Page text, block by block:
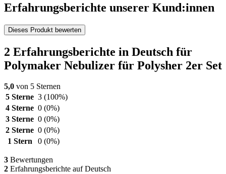
Erfahrungsberichte unserer Kund:innen
Dieses Produkt bewerten
2 Erfahrungsberichte in Deutsch für
Polymaker Nebulizer für Polysher 2er Set
5,0 von 5 Sternen
5 Sterne 3 (100%)
4 Sterne 0 (0%)
3 Sterne 0 (0%)
2 Sterne 0 (0%)
1 Stern
0 (0%)
3 Bewertungen
2 Erfahrungsberichte auf Deutsch